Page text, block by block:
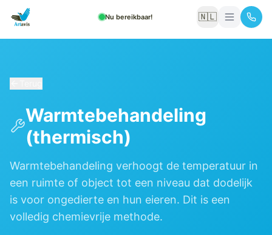
Nu bereikbaar! 🇳🇱
Warmtebehandeling
(thermisch)
Warmtebehandeling verhoogt de temperatuur in
een ruimte of object tot een niveau dat dodelijk
is voor ongedierte en hun eieren. Dit is een
volledig chemievrije methode.